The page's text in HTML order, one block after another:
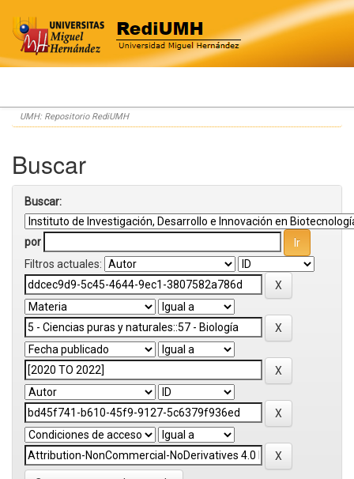
Skip
navigation
UMH: Repositorio RediUMH
Buscar
Buscar:
por
Filtros actuales: